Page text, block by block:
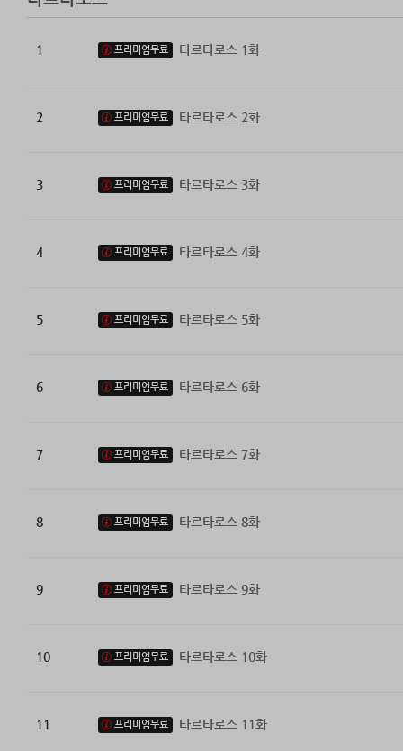
1 프리미엄무료 타르타로스 1화
2 프리미엄무료 타르타로스 2화
3 프리미엄무료 타르타로스 3화
4 프리미엄무료 타르타로스 4화
5 프리미엄무료 타르타로스 5화
6 프리미엄무료 타르타로스 6화
7 프리미엄무료 타르타로스 7화
8 프리미엄무료 타르타로스 8화
9 프리미엄무료 타르타로스 9화
10 프리미엄무료 타르타로스 10화
11 프리미엄무료 타르타로스 11화